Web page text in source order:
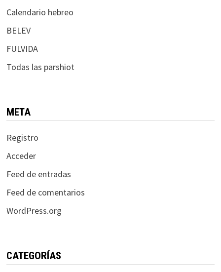
Calendario hebreo
BELEV
FULVIDA
Todas las parshiot
META
Registro
Acceder
Feed de entradas
Feed de comentarios
WordPress.org
CATEGORÍAS